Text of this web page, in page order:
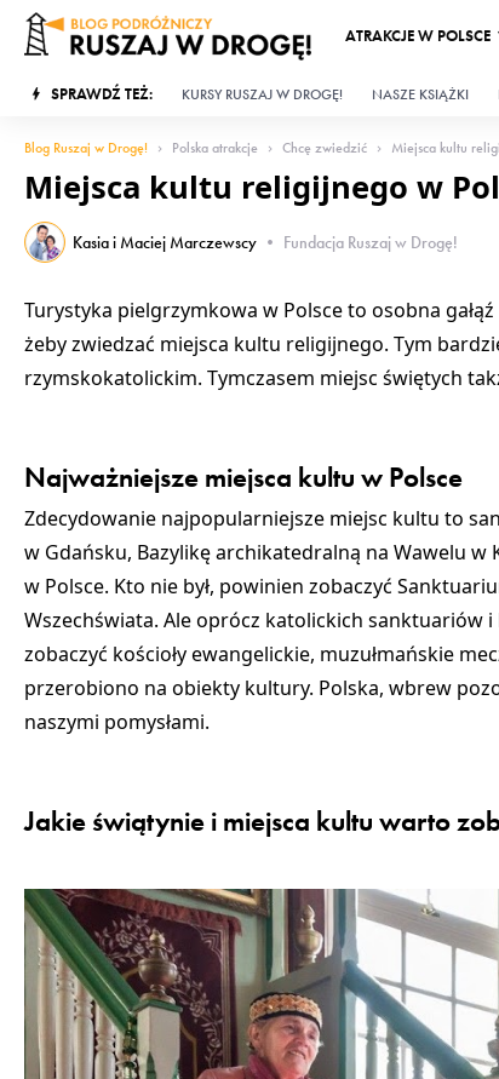
ATRAKCJE W POLSCE
SPRAWDŹ TEŻ: KURSY RUSZAJ W DROGĘ! NASZE KSIĄŻKI
Blog Ruszaj w Drogę! Polska atrakcje Chcę zwiedzić Miejsca kultu
Miejsca kultu religijnego w
Kasia i Maciej Marczewscy • Fundacja Ruszaj w Drogę!
Turystyka pielgrzymkowa w Polsceto osobna
żebyzwiedzać miejsca kultu religijnego. Tym
rzymskokatolickim. Tymczasem miejsc świętych
Najważniejsze miejsca kultu w Polsce
Zdecydowanie najpopularniejsze miejsc kultu to
w Gdańsku, Bazylikę archikatedralną na Wawelu w
w Polsce. Kto nie był, powinien zobaczyć
Wszechświata. Ale oprócz katolickich sanktuariów
zobaczyć kościoły ewangelickie, muzułmańskie
przerobiono na obiekty kultury. Polska, wbrew
naszymi pomysłami.
Jakie świątynie i miejsca kultu warto